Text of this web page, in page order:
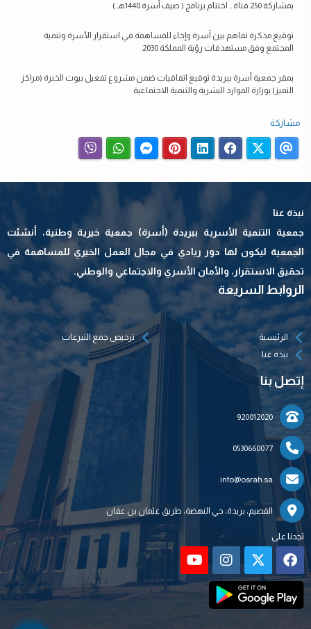
بمشاركة 250 فتاة .. اختتام برنامج ( صيف أسرة 1448هـ )
توقيع مذكرة تفاهم بين أسرة وإخاء للمساهمة في استقرار الأسرة وتنمية
المجتمع وفق مستهدفات رؤية المملكة 2030.
بمقر جمعية أسرة ببريدة توقيع اتفاقيات ضمن مشروع تفعيل بيوت الخبرة (مراكز
التميز) بوزارة الموارد البشرية والتنمية الاجتماعية
مشاركة
نبذة عنا
جمعية التنمية الأسرية ببريدة (أسرة) جمعية خيرية وطنية، أنشئت
الجمعية ليكون لها دور ريادي في مجال العمل الخيري للمساهمة في
تحقيق الاستقرار، والأمان الأسري والاجتماعي والوطني.
الروابط السريعة
الرئيسية
نبذة عنا
ترخيص جمع التبرعات
إتصل بنا
920012020
0530660077
info@osrah.sa
القصيم، بريدة، حي النهضة، طريق عثمان بن عفان
تجدنا على